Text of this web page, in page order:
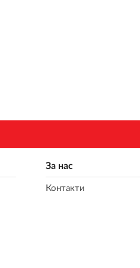
За нас
Контакти